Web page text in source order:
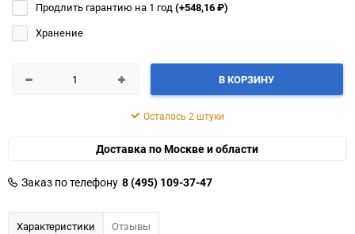
Продлить гарантию на 1 год(+548,16₽)
Хранение
В КОРЗИНУ
Осталось 2 штуки
Доставка по Москве и области
Заказ по телефону 8 (495) 109-37-47
Характеристики Отзывы